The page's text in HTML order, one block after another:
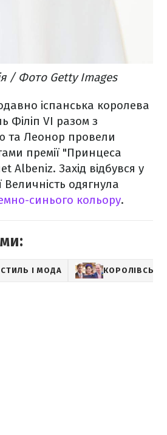
/ Фото Getty Images
іспанська королева
Філіп VI разом з
та Леонор провели
премії "Принцеса
Albeniz. Захід відбувся у
Величність одягнула
синього кольору.
СТИЛЬ І МОДА КОРОЛІВСЬКА